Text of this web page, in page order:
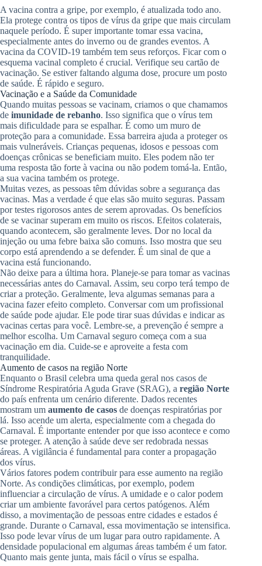
A vacina contra a gripe, por exemplo, é atualizada todo ano.
Ela protege contra os tipos de vírus da gripe que mais circulam
naquele período. É super importante tomar essa vacina,
especialmente antes do inverno ou de grandes eventos. A
vacina da COVID-19 também tem seus reforços. Ficar com o
esquema vacinal completo é crucial. Verifique seu cartão de
vacinação. Se estiver faltando alguma dose, procure um posto
de saúde. É rápido e seguro.
Vacinação e a Saúde da Comunidade
Quando muitas pessoas se vacinam, criamos o que chamamos
de imunidade de rebanho. Isso significa que o vírus tem
mais dificuldade para se espalhar. É como um muro de
proteção para a comunidade. Essa barreira ajuda a proteger os
mais vulneráveis. Crianças pequenas, idosos e pessoas com
doenças crônicas se beneficiam muito. Eles podem não ter
uma resposta tão forte à vacina ou não podem tomá-la. Então,
a sua vacina também os protege.
Muitas vezes, as pessoas têm dúvidas sobre a segurança das
vacinas. Mas a verdade é que elas são muito seguras. Passam
por testes rigorosos antes de serem aprovadas. Os benefícios
de se vacinar superam em muito os riscos. Efeitos colaterais,
quando acontecem, são geralmente leves. Dor no local da
injeção ou uma febre baixa são comuns. Isso mostra que seu
corpo está aprendendo a se defender. É um sinal de que a
vacina está funcionando.
Não deixe para a última hora. Planeje-se para tomar as vacinas
necessárias antes do Carnaval. Assim, seu corpo terá tempo de
criar a proteção. Geralmente, leva algumas semanas para a
vacina fazer efeito completo. Conversar com um profissional
de saúde pode ajudar. Ele pode tirar suas dúvidas e indicar as
vacinas certas para você. Lembre-se, a prevenção é sempre a
melhor escolha. Um Carnaval seguro começa com a sua
vacinação em dia. Cuide-se e aproveite a festa com
tranquilidade.
Aumento de casos na região Norte
Enquanto o Brasil celebra uma queda geral nos casos de
Síndrome Respiratória Aguda Grave (SRAG), a região Norte
do país enfrenta um cenário diferente. Dados recentes
mostram um aumento de casos de doenças respiratórias por
lá. Isso acende um alerta, especialmente com a chegada do
Carnaval. É importante entender por que isso acontece e como
se proteger. A atenção à saúde deve ser redobrada nessas
áreas. A vigilância é fundamental para conter a propagação
dos vírus.
Vários fatores podem contribuir para esse aumento na região
Norte. As condições climáticas, por exemplo, podem
influenciar a circulação de vírus. A umidade e o calor podem
criar um ambiente favorável para certos patógenos. Além
disso, a movimentação de pessoas entre cidades e estados é
grande. Durante o Carnaval, essa movimentação se intensifica.
Isso pode levar vírus de um lugar para outro rapidamente. A
densidade populacional em algumas áreas também é um fator.
Quanto mais gente junta, mais fácil o vírus se espalha.